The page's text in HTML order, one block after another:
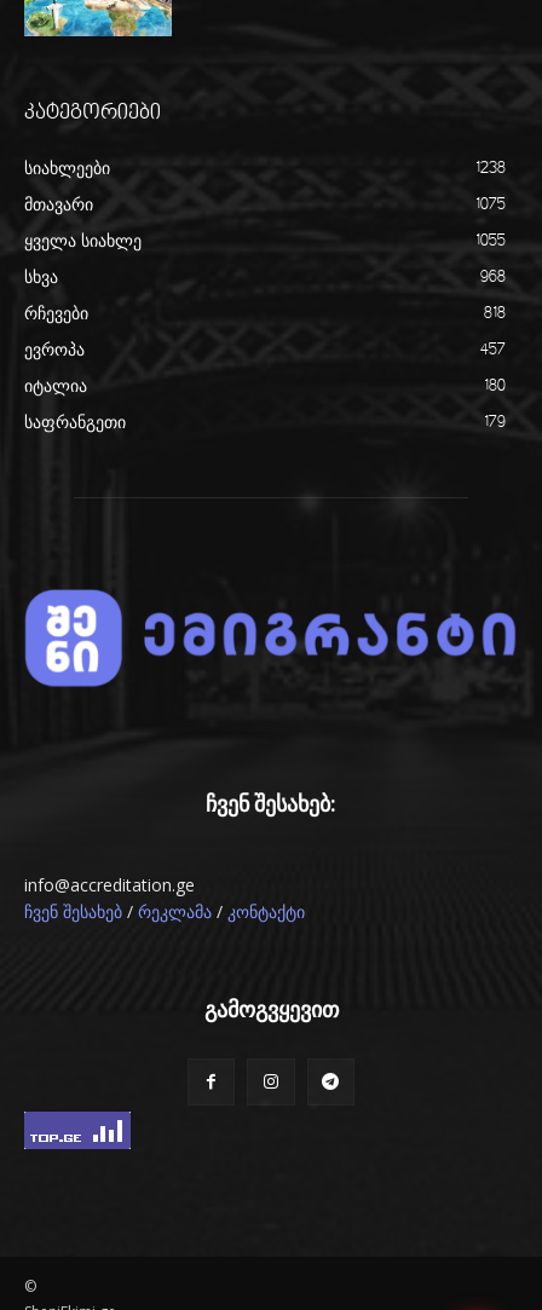
კატეგორიები
სიახლეები 1238
მთავარი 1075
ყველა სიახლე 1055
სხვა 968
რჩევები 818
ევროპა 457
იტალია 180
საფრანგეთი 179
ჩვენ შესახებ:
info@accreditation.ge
ჩვენ შესახებ / რეკლამა / კონტაქტი
გამოგვყევით
©